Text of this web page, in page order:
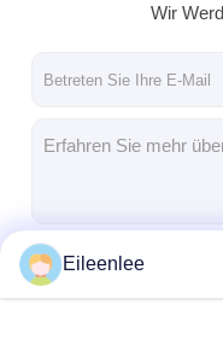
Wir
Eileenlee